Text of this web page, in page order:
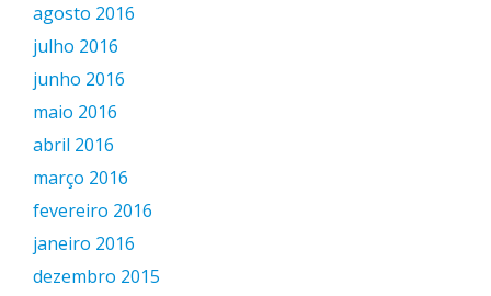
agosto 2016
julho 2016
junho 2016
maio 2016
abril 2016
março 2016
fevereiro 2016
janeiro 2016
dezembro 2015